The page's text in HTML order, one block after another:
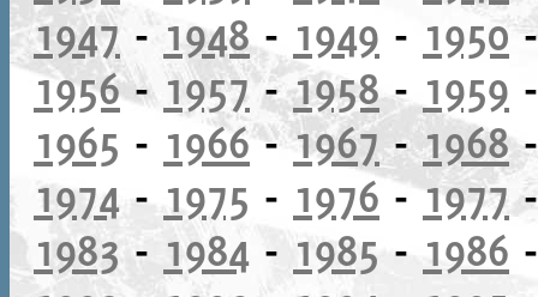
1947 - 1948- 1949 - 1950
1956- 1957-1958- 1959
1965 - 1966-1967-1968
1974 - 1975 - 1976 -1977
1983- 1984 - 1985 - 1986